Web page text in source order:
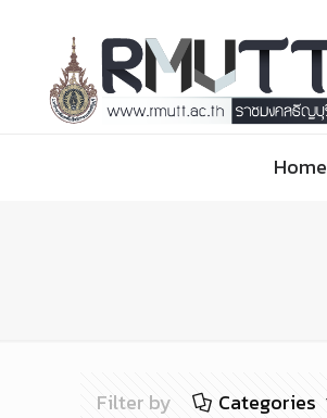
Home
Filter by Categories